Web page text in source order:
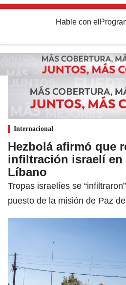
Hable con el
Internacional
Hezbolá afirmó que
infiltración israelí en
Líbano
Tropas israelíes se
puesto de la misión de Paz